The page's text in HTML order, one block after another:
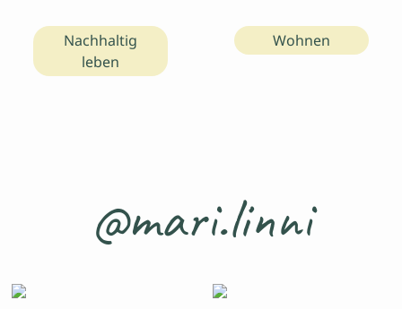
Nachhaltig
leben
Wohnen
@mari.linni